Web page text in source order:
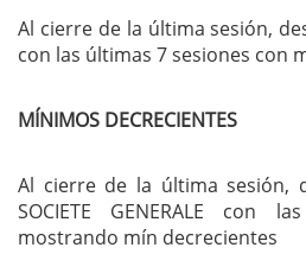
Al cierre de la última sesión,
con las últimas 7 sesiones con
MÍNIMOS DECRECIENTES
Al cierre de la última sesión,
SOCIETE GENERALE con
mostrando mín decrecientes